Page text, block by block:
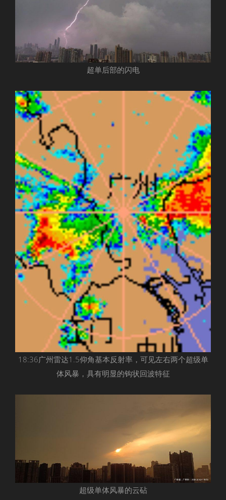
超单后部的闪电
18:36广州雷达1.5仰角基本反射率，可见左右两个超级单
体风暴，具有明显的钩状回波特征
超级单体风暴的云砧